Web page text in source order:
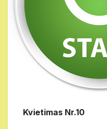
Kvietimas Nr.10